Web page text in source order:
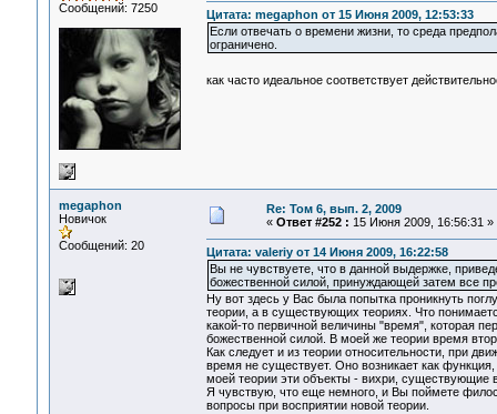
Сообщений: 7250
Цитата: megaphon от 15 Июня 2009, 12:53:33
Если отвечать о времени жизни, то среда
ограничено.
как часто идеальное соответствует
megaphon
Новичок
Сообщений: 20
Re: Том 6, вып. 2, 2009
« Ответ #252 : 15 Июня 2009, 16:56:31 »
Цитата: valeriy от 14 Июня 2009, 16:22:58
Вы не чувствуете, что в данной выдержке,
божественной силой, принуждающей затем все
Ну вот здесь у Вас была попытка проникнуть
теории, а в существующих теориях. Что
какой-то первичной величины "время", которая
божественной силой. В моей же теории время
Как следует и из теории относительности, при
время не существует. Оно возникает как
моей теории эти объекты - вихри, существующие
Я чувствую, что еще немного, и Вы поймете
вопросы при восприятии новой теории.